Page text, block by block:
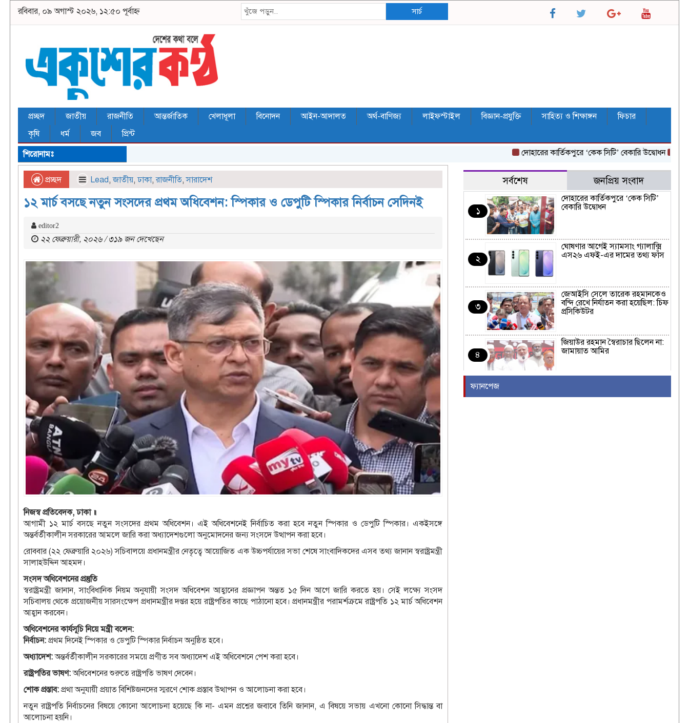
রবিবার, ০৯ অগাস্ট ২০২৬, ১২:৫০ পূর্বাহ্ন সার্চ
প্রচ্ছদ জাতীয় রাজনীতি আন্তর্জাতিক খেলাধূলা বিনোদন আইন-আদালত অর্থ-বাণিজ্য লাইফস্টাইল বিজ্ঞান-প্রযুক্তি সাহিত্য ও শিক্ষাঙ্গন
ফিচার
কৃষি
ধর্ম জব
প্রিন্ট
শিরোনামঃ
দোহারের কার্তিকপুরে ‘কেক সিটি’ বেকারি উদ্বোধন ঘোষণার
প্রচ্ছদ Lead,জাতীয়,ঢাকা,রাজনীতি,সারাদেশ
১২ মার্চ বসছে নতুন সংসদের প্রথম অধিবেশন: স্পিকার ও ডেপুটি স্পিকার নির্বাচন সেদিনই
editor2
২২ ফেব্রুয়ারী, ২০২৬ / ৩১৯ জন দেখেছেন
নিজস্ব প্রতিবেদক, ঢাকা ॥
আগামী ১২ মার্চ বসছে নতুন সংসদের প্রথম অধিবেশন। এই অধিবেশনেই নির্বাচিত করা হবে নতুন স্পিকার ও ডেপুটি স্পিকার। একইসঙ্গে
অন্তর্বর্তীকালীন সরকারের আমলে জারি করা অধ্যাদেশগুলো অনুমোদনের জন্য সংসদে উত্থাপন করা হবে।
রোববার (২২ ফেব্রুয়ারি ২০২৬) সচিবালয়ে প্রধানমন্ত্রীর নেতৃত্বে আয়োজিত এক উচ্চপর্যায়ের সভা শেষে সাংবাদিকদের এসব তথ্য জানান স্বরাষ্ট্রমন্ত্রী
সালাহউদ্দিন আহমদ।
সংসদ অধিবেশনের প্রস্তুতি
স্বরাষ্ট্রমন্ত্রী জানান, সাংবিধানিক নিয়ম অনুযায়ী সংসদ অধিবেশন আহ্বানের প্রজ্ঞাপন অন্তত ১৫ দিন আগে জারি করতে হয়। সেই লক্ষ্যে সংসদ
সচিবালয় থেকে প্রয়োজনীয় সারসংক্ষেপ প্রধানমন্ত্রীর দপ্তর হয়ে রাষ্ট্রপতির কাছে পাঠানো হবে। প্রধানমন্ত্রীর পরামর্শক্রমে রাষ্ট্রপতি ১২ মার্চ অধিবেশন
আহ্বান করবেন।
অধিবেশনের কার্যসূচি নিয়ে মন্ত্রী বলেন:
নির্বাচন: প্রথম দিনেই স্পিকার ও ডেপুটি স্পিকার নির্বাচন অনুষ্ঠিত হবে।
অধ্যাদেশ:অন্তর্বর্তীকালীন সরকারের সময়ে প্রণীত সব অধ্যাদেশ এই অধিবেশনে পেশ করা হবে।
রাষ্ট্রপতির ভাষণ:অধিবেশনের শুরুতে রাষ্ট্রপতি ভাষণ দেবেন।
শোক প্রস্তাব: প্রথা অনুযায়ী প্রয়াত বিশিষ্টজনদের স্মরণে শোক প্রস্তাব উত্থাপন ও আলোচনা করা হবে।
নতুন রাষ্ট্রপতি নির্বাচনের বিষয়ে কোনো আলোচনা হয়েছে কি না- এমন প্রশ্নের জবাবে তিনি জানান, এ বিষয়ে সভায় এখনো কোনো সিদ্ধান্ত বা
আলোচনা হয়নি।
সর্বশেষ জনপ্রিয় সংবাদ
১
দোহারের কার্তিকপুরে ‘কেক সিটি’
বেকারি উদ্বোধন
২
ঘোষণার আগেই স্যামসাং গ্যালাক্সি
এস২৬ এফই-এর দামের তথ্য ফাঁস
৩
জেআইসি সেলে তারেক রহমানকেও
বন্দি রেখে নির্যাতন করা হয়েছিল: চিফ
প্রসিকিউটর
৪
জিয়াউর রহমান স্বৈরাচার ছিলেন না:
জামায়াত আমির
চালাতে পারে রাশিয়া
ফ্যানপেজ